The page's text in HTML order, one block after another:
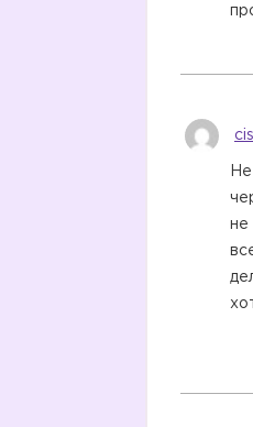
Не
не